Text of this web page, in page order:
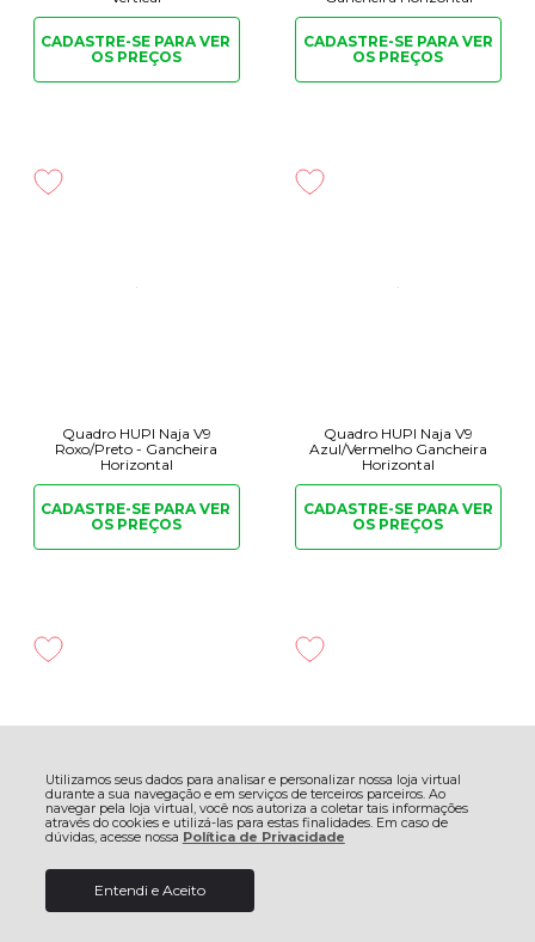
Utilizamos seus dados para analisar e personalizar nossa loja virtual
durante a sua navegação e em serviços de terceiros parceiros. Ao
navegar pela loja virtual, você nos autoriza a coletar tais informações
através do cookies e utilizá-las para estas finalidades. Em caso de
dúvidas, acesse nossa Política de Privacidade
Entendi e Aceito
CADASTRE-SE PARA VER
OS PREÇOS
CADASTRE-SE PARAVER
OS PREÇOS
Quadro HUPI Naja V9
Roxo/Preto - Gancheira
Horizontal
CADASTRE-SE PARA VER
OS PREÇOS
Quadro HUPI Naja V9
Azul/Vermelho Gancheira
Horizontal
CADASTRE-SE PARAVER
OS PREÇOS
Quadro HUPI Whistler V6
Branco Gancheira Horizontal